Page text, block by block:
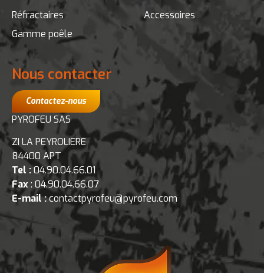
BRICORAMA
67 RUE DE LA REPUBLIQUE
38490 LES ABRETS
France
BRICOMARCHE
CC PETITS CHAMPS
26120 MONTELIER
France
BOITE A OUTILS
R.N. 6 - LA BARRONIE
73330 LE PONT DE BEAUVOISIN
France
WELDOM
Réfractaires
Accessoires
Gamme poêle
Nous contacter
Contactez-nous
PYROFEU SAS
ZI LA PEYROLIERE
84400 APT
Tel :04.90.04.66.01
Fax: 04.90.04.66.07
E-mail :contactpyrofeu@pyrofeu.com